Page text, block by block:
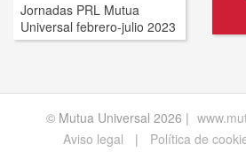
Jornadas PRL Mutua
Universal febrero-julio 2023
© Mutua Universal 2026 |
Aviso legal
| Política de